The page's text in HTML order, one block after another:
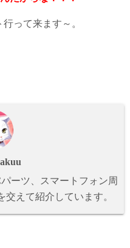
って来ます～。
ーツ、スマートフォン周
えて紹介しています。